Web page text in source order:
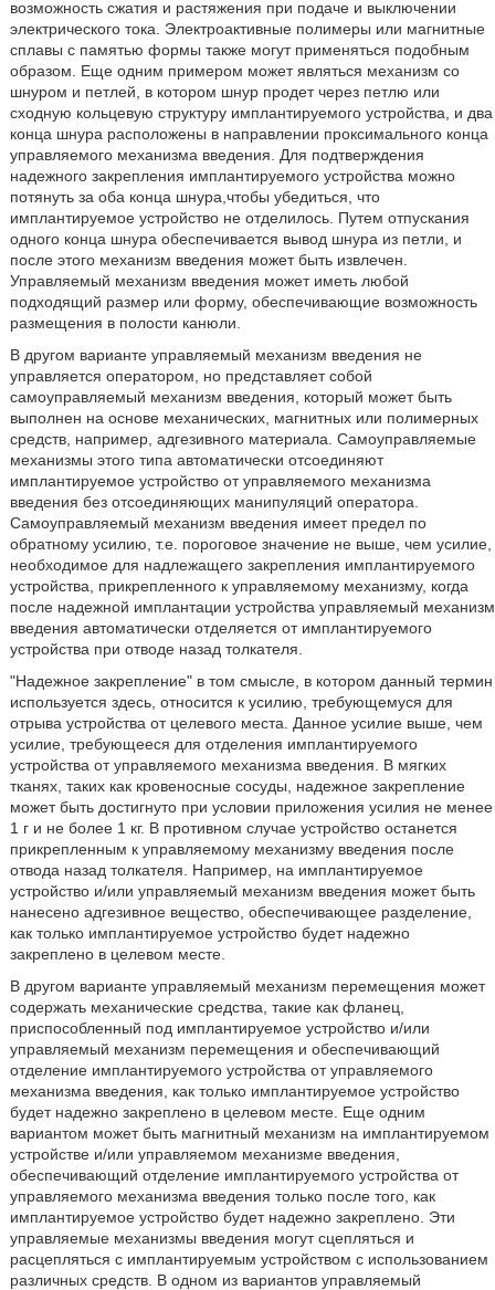
возможность сжатия и растяжения при подаче и выключении
электрического тока. Электроактивные полимеры или магнитные
сплавы с памятью формы также могут применяться подобным
образом. Еще одним примером может являться механизм со
шнуром и петлей, в котором шнур продет через петлю или
сходную кольцевую структуру имплантируемого устройства, и два
конца шнура расположены в направлении проксимального конца
управляемого механизма введения. Для подтверждения
надежного закрепления имплантируемого устройства можно
потянуть за оба конца шнура,чтобы убедиться, что
имплантируемое устройство не отделилось. Путем отпускания
одного конца шнура обеспечивается вывод шнура из петли, и
после этого механизм введения может быть извлечен.
Управляемый механизм введения может иметь любой
подходящий размер или форму, обеспечивающие возможность
размещения в полости канюли.
В другом варианте управляемый механизм введения не
управляется оператором, но представляет собой
самоуправляемый механизм введения, который может быть
выполнен на основе механических, магнитных или полимерных
средств, например, адгезивного материала. Самоуправляемые
механизмы этого типа автоматически отсоединяют
имплантируемое устройство от управляемого механизма
введения без отсоединяющих манипуляций оператора.
Самоуправляемый механизм введения имеет предел по
обратному усилию, т.е. пороговое значение не выше, чем усилие,
необходимое для надлежащего закрепления имплантируемого
устройства, прикрепленного к управляемому механизму, когда
после надежной имплантации устройства управляемый механизм
введения автоматически отделяется от имплантируемого
устройства при отводе назад толкателя.
"Надежное закрепление" в том смысле, в котором данный термин
используется здесь, относится к усилию, требующемуся для
отрыва устройства от целевого места. Данное усилие выше, чем
усилие, требующееся для отделения имплантируемого
устройства от управляемого механизма введения. В мягких
тканях, таких как кровеносные сосуды, надежное закрепление
может быть достигнуто при условии приложения усилия не менее
1 г и не более 1 кг. В противном случае устройство останется
прикрепленным к управляемому механизму введения после
отвода назад толкателя. Например, на имплантируемое
устройство и/или управляемый механизм введения может быть
нанесено адгезивное вещество, обеспечивающее разделение,
как только имплантируемое устройство будет надежно
закреплено в целевом месте.
В другом варианте управляемый механизм перемещения может
содержать механические средства, такие как фланец,
приспособленный под имплантируемое устройство и/или
управляемый механизм перемещения и обеспечивающий
отделение имплантируемого устройства от управляемого
механизма введения, как только имплантируемое устройство
будет надежно закреплено в целевом месте. Еще одним
вариантом может быть магнитный механизм на имплантируемом
устройстве и/или управляемом механизме введения,
обеспечивающий отделение имплантируемого устройства от
управляемого механизма введения только после того, как
имплантируемое устройство будет надежно закреплено. Эти
управляемые механизмы введения могут сцепляться и
расцепляться с имплантируемым устройством с использованием
различных средств. В одном из вариантов управляемый